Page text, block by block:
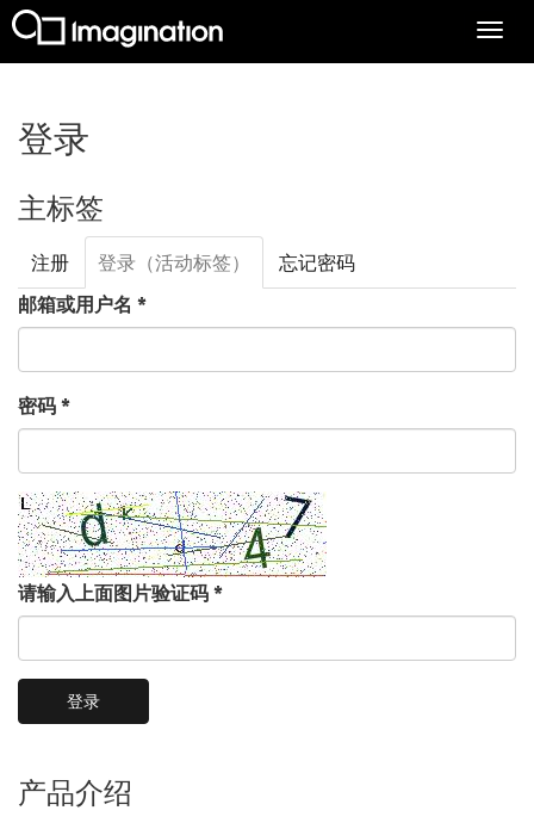
跳转到主要内容
登录
主标签
注册 登录 （活动标签）
忘记密码
邮箱或用户名 *
密码 *
请输入上面图片验证码 *
登录
产品介绍